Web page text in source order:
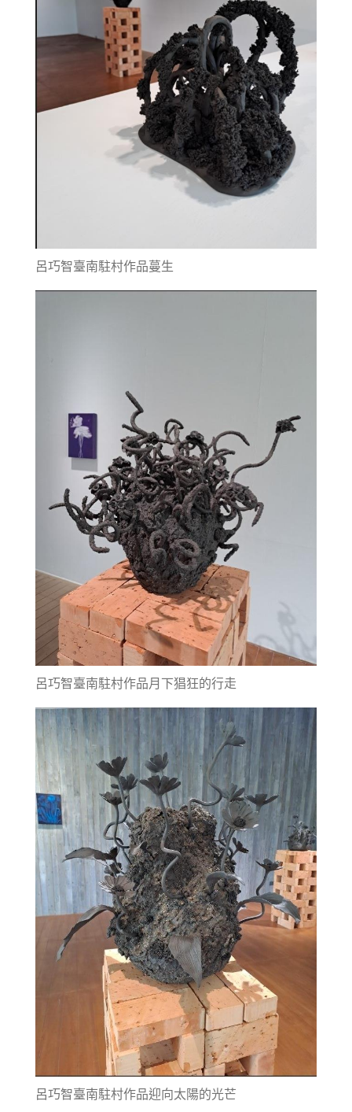
呂巧智臺南駐村作品蔓生
呂巧智臺南駐村作品月下猖狂的行走
呂巧智臺南駐村作品迎向太陽的光芒